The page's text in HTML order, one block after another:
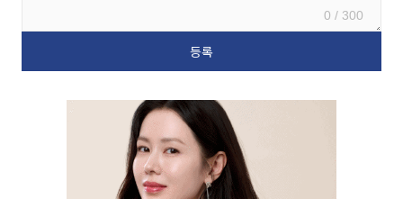
0 / 300